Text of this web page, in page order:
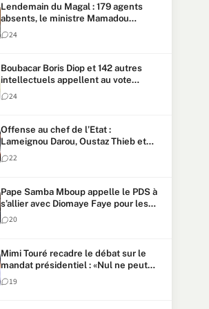
Lendemain du Magal : 179 agents
absents, le ministre Mamadou
Lamine Dianté exige des explications
24
Boubacar Boris Diop et 142 autres
intellectuels appellent au vote
urgent de la révision
constitutionnelle
24
Offense au chef de l’Etat :
Lameignou Darou, Oustaz Thieb et
Ndiaye Touba lourdement
condamnés
22
Pape Samba Mboup appelle le PDS à
s’allier avec Diomaye Faye pour les
locales et tacle Sonko
20
Mimi Touré recadre le débat sur le
mandat présidentiel : «Nul ne peut
faire plus de deux mandats
consécutifs de 5 ans»
19